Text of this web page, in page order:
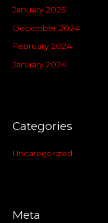
January 2025
December 2024
February 2024
January 2024
Categories
Uncategorized
Meta